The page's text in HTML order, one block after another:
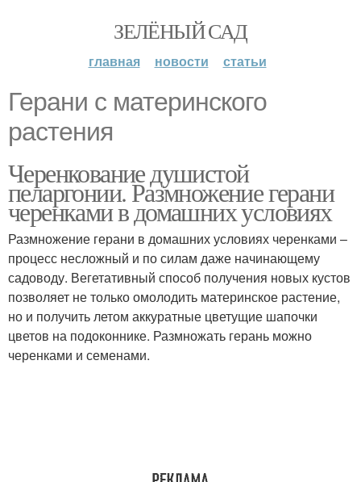
ЗЕЛЁНЫЙ САД
главная новости статьи
Герани с материнского
растения
Черенкование душистой
пеларгонии. Размножение герани
черенками в домашних условиях
Размножение герани в домашних условиях черенками –
процесс несложный и по силам даже начинающему
садоводу. Вегетативный способ получения новых кустов
позволяет не только омолодить материнское растение,
но и получить летом аккуратные цветущие шапочки
цветов на подоконнике. Размножать герань можно
черенками и семенами.